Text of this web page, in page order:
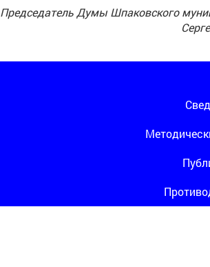
Председатель Думы Шпаковского